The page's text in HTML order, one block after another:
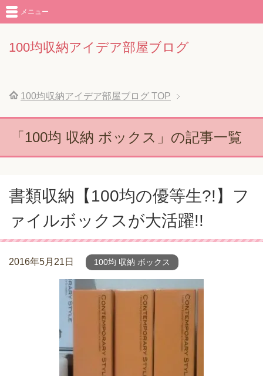
100均収納アイデア部屋ブログ
メニュー
100均収納アイデア部屋ブログ TOP
「100均 収納 ボックス」の記事一覧
書類収納【100均の優等生?!】フ
ァイルボックスが大活躍!!
2016年5月21日 100均 収納 ボックス